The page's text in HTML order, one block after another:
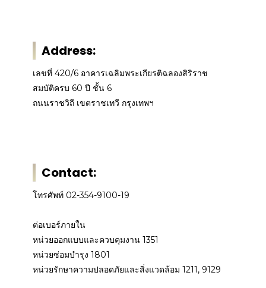
Address:
เลขที่ 420/6 อาคารเฉลิมพระเกียรติฉลองสิริราช
สมบัติครบ 60 ปี ชั้น 6
ถนนราชวิถี เขตราชเทวี กรุงเทพฯ
Contact:
โทรศัพท์ 02-354-9100-19
ต่อเบอร์ภายใน
หน่วยออกแบบและควบคุมงาน 1351
หน่วยซ่อมบำรุง 1801
หน่วยรักษาความปลอดภัยและสิ่งแวดล้อม 1211, 9129